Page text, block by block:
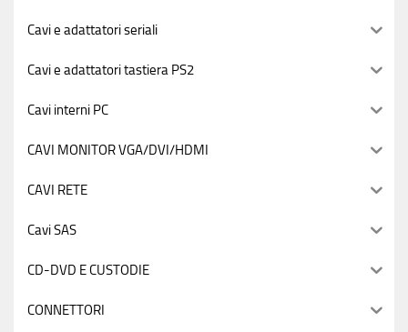
Cavi e adattatori seriali
Cavi e adattatori tastiera PS2
Cavi interni PC
CAVI MONITOR VGA/DVI/HDMI
CAVI RETE
Cavi SAS
CD-DVD E CUSTODIE
CONNETTORI